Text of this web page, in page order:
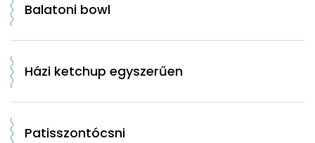
Balatoni bowl
Házi ketchup egyszerűen
Patisszontócsni